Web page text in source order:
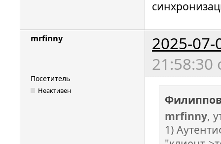
mrfinny
2025-07-
21:58:30
Посетитель
Неактивен
mrfinny,
1)